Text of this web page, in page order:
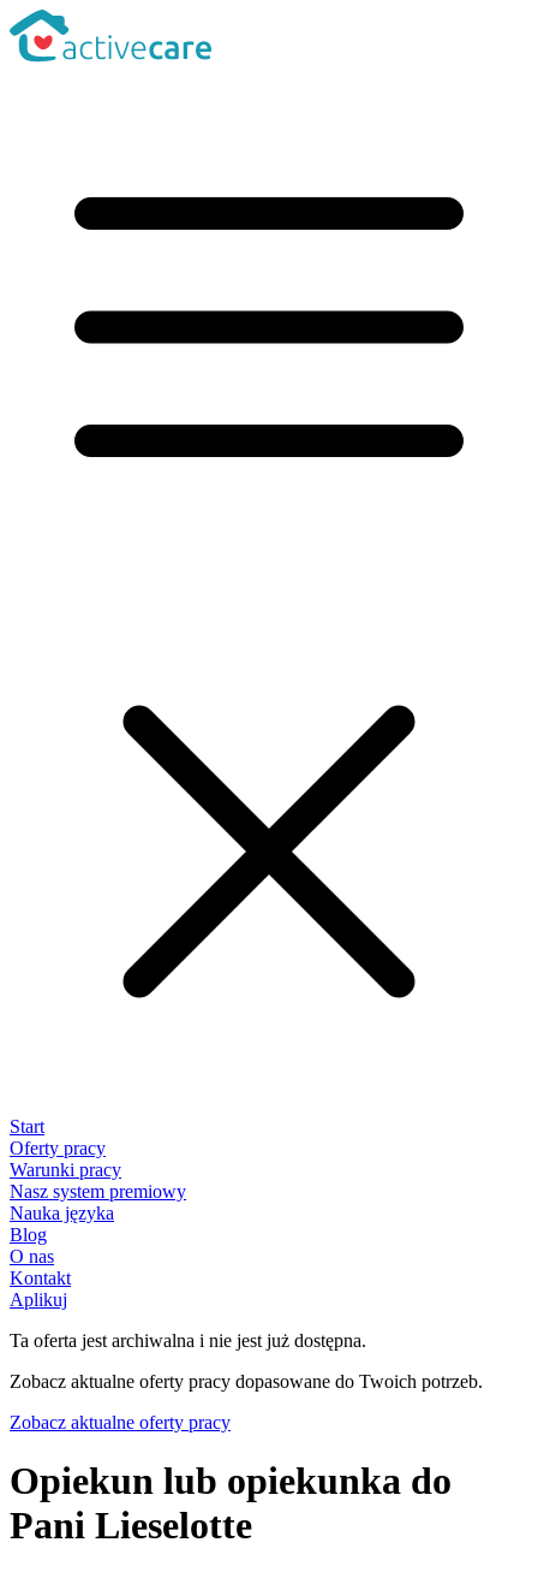
Start
Oferty pracy
Warunki pracy
Nasz system premiowy
Nauka języka
Blog
O nas
Kontakt
Aplikuj
Ta oferta jest archiwalna i nie jest już dostępna.
Zobacz aktualne oferty pracy dopasowane do Twoich potrzeb.
Zobacz aktualne oferty pracy
Opiekun lub opiekunka do
Pani Lieselotte